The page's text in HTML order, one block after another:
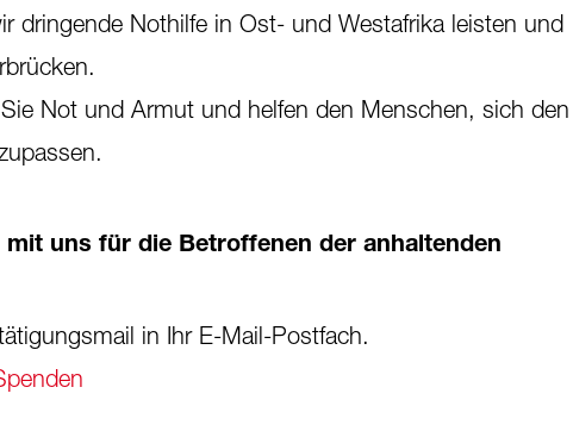
dringende Nothilfe in Ost- und Westafrika leisten und
Not und Armut und helfen den Menschen, sich den
mit uns für die Betroffenen der anhaltenden
in Ihr E-Mail-Postfach.